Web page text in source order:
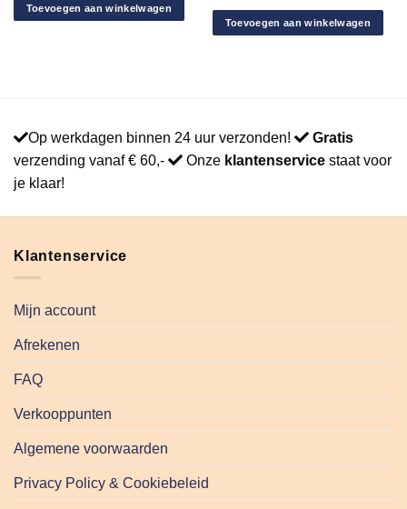
Toevoegen aan winkelwagen
Toevoegen aan winkelwagen
Op werkdagen binnen 24 uur verzonden!
Gratis
verzending vanaf € 60,-
Onze klantenservice staat voor
je klaar!
Klantenservice
Mijn account
Afrekenen
FAQ
Verkooppunten
Algemene voorwaarden
Privacy Policy & Cookiebeleid